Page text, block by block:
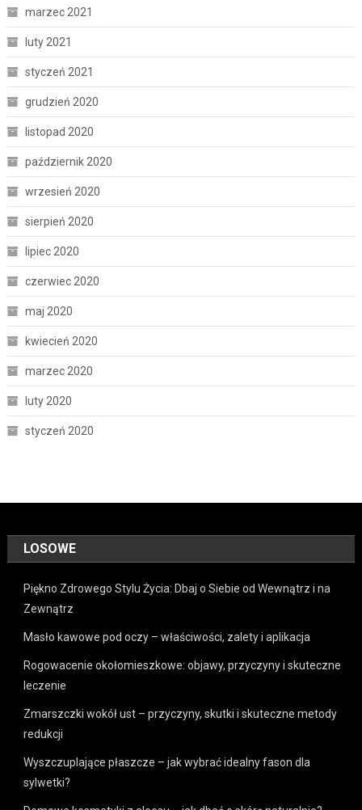
marzec 2021
luty 2021
styczeń 2021
grudzień 2020
listopad 2020
październik 2020
wrzesień 2020
sierpień 2020
lipiec 2020
czerwiec 2020
maj 2020
kwiecień 2020
marzec 2020
luty 2020
styczeń 2020
LOSOWE
Piękno Zdrowego Stylu Życia: Dbaj o Siebie od Wewnątrz i na
Zewnątrz
Masło kawowe pod oczy – właściwości, zalety i aplikacja
Rogowacenie okołomieszkowe: objawy, przyczyny i skuteczne
leczenie
Zmarszczki wokół ust – przyczyny, skutki i skuteczne metody
redukcji
Wyszczuplające płaszcze – jak wybrać idealny fason dla
sylwetki?